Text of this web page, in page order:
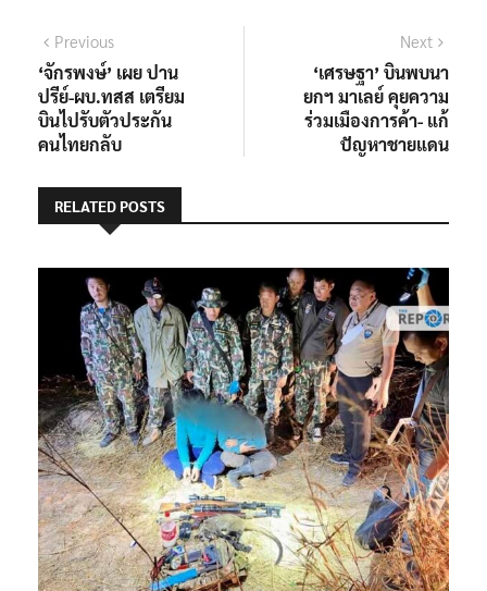
แนะแนว
เรื่อง
PreviousPrevious
post:
‘จักรพงษ์’ เผย ปาน
ปรีย์-ผบ.ทสส เตรียม
บินไปรับตัวประกัน
คนไทยกลับ
Next
post:
‘เศรษฐา’ บินพบนา
ยกฯ มาเลย์ คุยความ
ร่วมเมืองการค้า- แก้
ปัญหาชายแดน
RELATED POSTS